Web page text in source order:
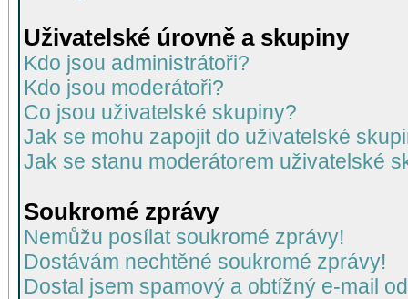
Uživatelské úrovně a skupiny
Kdo jsou administrátoři?
Kdo jsou moderátoři?
Co jsou uživatelské skupiny?
Jak se mohu zapojit do uživatelské
Jak se stanu moderátorem uživatelské
Soukromé zprávy
Nemůžu posílat soukromé zprávy!
Dostávám nechtěné soukromé zprávy!
Dostal jsem spamový a obtížný e-mail